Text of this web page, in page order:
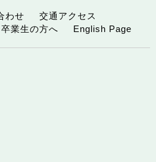
わせ
交通アクセス
卒業生の方へ English Page